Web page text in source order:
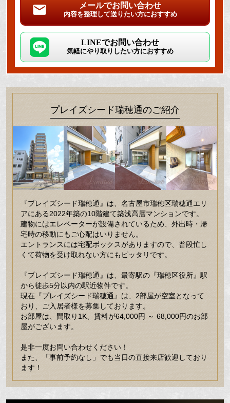
メールでお問い合わせ
内容を整理して送りたい方におすすめ
LINEでお問い合わせ
気軽にやり取りしたい方におすすめ
プレイズシード瑞穂通のご紹介
『プレイズシード瑞穂通』は、名古屋市瑞穂区瑞穂通エリ
アにある2022年築の10階建て築浅高層マンションです。
建物にはエレベーターが設備されているため、外出時・帰
宅時の移動にもご心配はいりません。
エントランスには宅配ボックスがありますので、普段忙し
くて荷物を受け取れない方にもピッタリです。
『プレイズシード瑞穂通』は、最寄駅の『瑞穂区役所』駅
から徒歩5分以内の駅近物件です。
現在『プレイズシード瑞穂通』は、2部屋が空室となって
おり、ご入居者様を募集しております。
お部屋は、間取り1K、賃料が64,000円 ～ 68,000円のお部
屋がございます。
是非一度お問い合わせください！
また、「事前予約なし」でも当日の直接来店歓迎しており
ます！